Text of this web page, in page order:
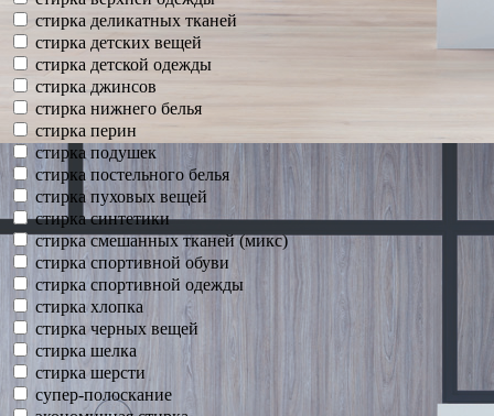
стирка деликатных тканей
стирка детских вещей
стирка детской одежды
стирка джинсов
стирка нижнего белья
стирка перин
стирка подушек
стирка постельного белья
стирка пуховых вещей
стирка синтетики
стирка смешанных тканей (микс)
стирка спортивной обуви
стирка спортивной одежды
стирка хлопка
стирка черных вещей
стирка шелка
стирка шерсти
супер-полоскание